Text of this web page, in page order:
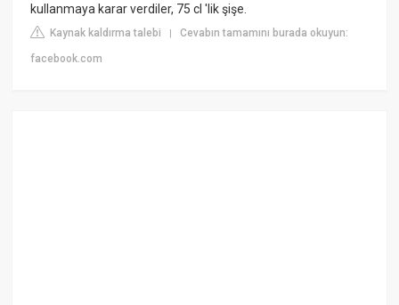
kullanmaya karar verdiler, 75 cl 'lik şişe.
Kaynak kaldırma talebi |Cevabın tamamını burada okuyun:
facebook.com